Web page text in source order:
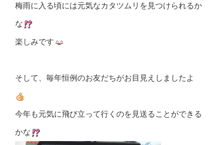
梅雨に入る頃には元気なカタツムリを見つけられるか
な
楽しみです
そして、毎年恒例のお友だちがお目見えしましたよ
今年も元気に飛び立って行くのを見送ることができる
かな